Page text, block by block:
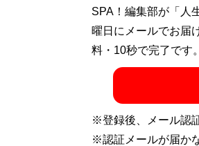
SPA！編集部が「人
曜日にメールでお届
料・10秒で完了です。
※登録後、メール認
※認証メールが届か